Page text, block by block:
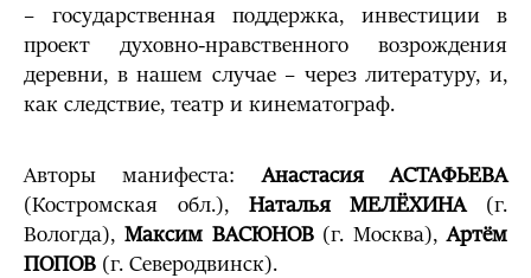
– государственная поддержка, инвестиции в
проект духовно-нравственного возрождения
деревни, в нашем случае – через литературу, и,
как следствие, театр и кинематограф.
Авторы манифеста:Анастасия АСТАФЬЕВА
(Костромская обл.), Наталья МЕЛЁХИНА(г.
Вологда), Максим ВАСЮНОВ(г. Москва),Артём
ПОПОВ (г. Северодвинск).